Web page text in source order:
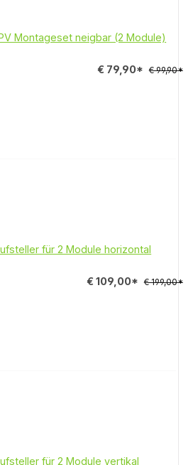
Montageset neigbar (2 Module)
€ 79,90* € 99,90*
für 2 Module horizontal
€ 109,00* € 199,00*
für 2 Module vertikal